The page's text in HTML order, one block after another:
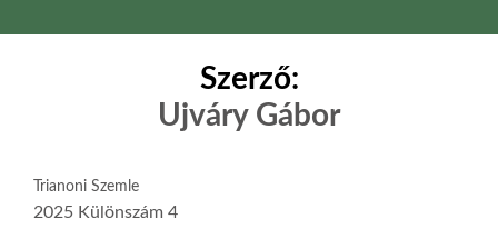
Szerző:
Ujváry Gábor
Trianoni Szemle
2025 Különszám 4